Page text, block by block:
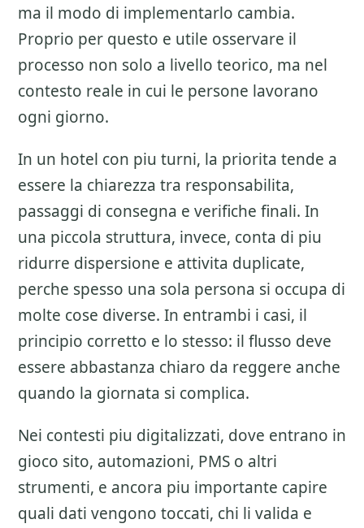
ma il modo di implementarlo cambia.
Proprio per questo e utile osservare il
processo non solo a livello teorico, ma nel
contesto reale in cui le persone lavorano
ogni giorno.
In un hotel con piu turni, la priorita tende a
essere la chiarezza tra responsabilita,
passaggi di consegna e verifiche finali. In
una piccola struttura, invece, conta di piu
ridurre dispersione e attivita duplicate,
perche spesso una sola persona si occupa di
molte cose diverse. In entrambi i casi, il
principio corretto e lo stesso: il flusso deve
essere abbastanza chiaro da reggere anche
quando la giornata si complica.
Nei contesti piu digitalizzati, dove entrano in
gioco sito, automazioni, PMS o altri
strumenti, e ancora piu importante capire
quali dati vengono toccati, chi li valida e